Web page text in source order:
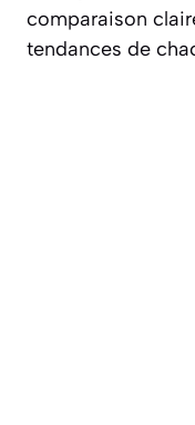
comparaison
tendances de